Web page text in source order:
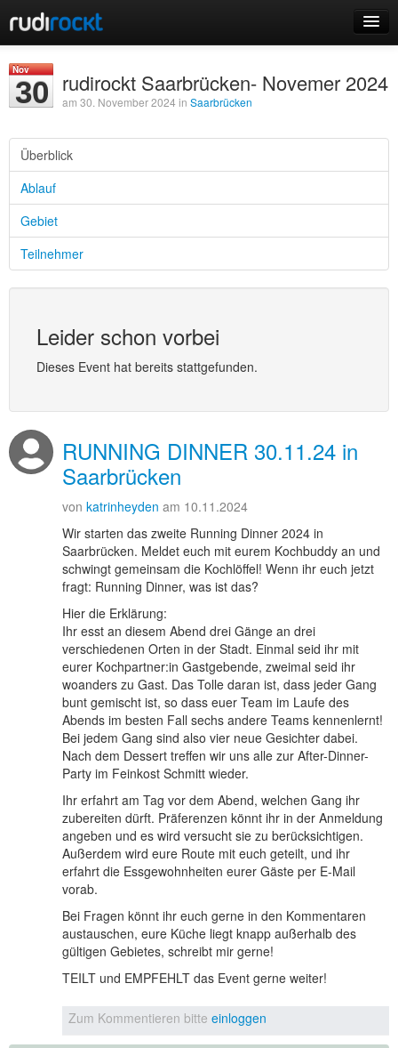
Events
Login
Registrieren
Nov
30 rudirockt Saarbrücken- Novemer 2024
am 30. November 2024 in Saarbrücken
Überblick
Ablauf
Gebiet
Teilnehmer
Leider schon vorbei
Dieses Event hat bereits stattgefunden.
RUNNING DINNER 30.11.24 in
Saarbrücken
von katrinheyden am 10.11.2024
Wir starten das zweite Running Dinner 2024 in
Saarbrücken. Meldet euch mit eurem Kochbuddy an und
schwingt gemeinsam die Kochlöffel! Wenn ihr euch jetzt
fragt: Running Dinner, was ist das?
Hier die Erklärung:
Ihr esst an diesem Abend drei Gänge an drei
verschiedenen Orten in der Stadt. Einmal seid ihr mit
eurer Kochpartner:in Gastgebende, zweimal seid ihr
woanders zu Gast. Das Tolle daran ist, dass jeder Gang
bunt gemischt ist, so dass euer Team im Laufe des
Abends im besten Fall sechs andere Teams kennenlernt!
Bei jedem Gang sind also vier neue Gesichter dabei.
Nach dem Dessert treffen wir uns alle zur After-Dinner-
Party im Feinkost Schmitt wieder.
Ihr erfahrt am Tag vor dem Abend, welchen Gang ihr
zubereiten dürft. Präferenzen könnt ihr in der Anmeldung
angeben und es wird versucht sie zu berücksichtigen.
Außerdem wird eure Route mit euch geteilt, und ihr
erfahrt die Essgewohnheiten eurer Gäste per E-Mail
vorab.
Bei Fragen könnt ihr euch gerne in den Kommentaren
austauschen, eure Küche liegt knapp außerhalb des
gültigen Gebietes, schreibt mir gerne!
TEILT und EMPFEHLT das Event gerne weiter!
Zum Kommentieren bitte einloggen